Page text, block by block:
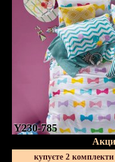
Y230-785
купуєте 2